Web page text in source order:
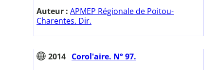
Auteur : APMEP Régionale de Poitou-
Charentes. Dir.
2014 Corol'aire. N° 97.